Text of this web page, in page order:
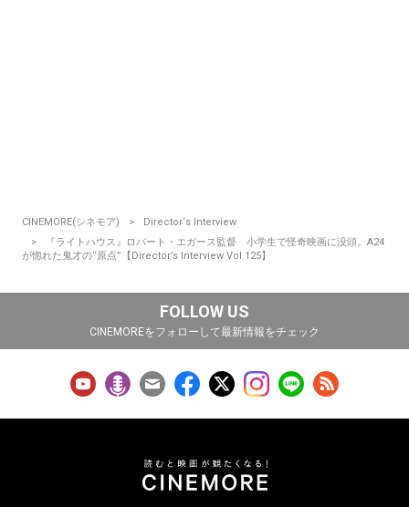
CINEMORE(シネモア)
Director‘s Interview
『ライトハウス』ロバート・エガース監督 小学生で怪奇映画に没頭。A24
が惚れた鬼才の“原点”【Director’s Interview Vol.125】
FOLLOW US
CINEMOREをフォローして最新情報をチェック